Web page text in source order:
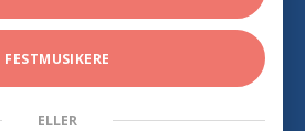
FESTMUSIKERE
ELLER